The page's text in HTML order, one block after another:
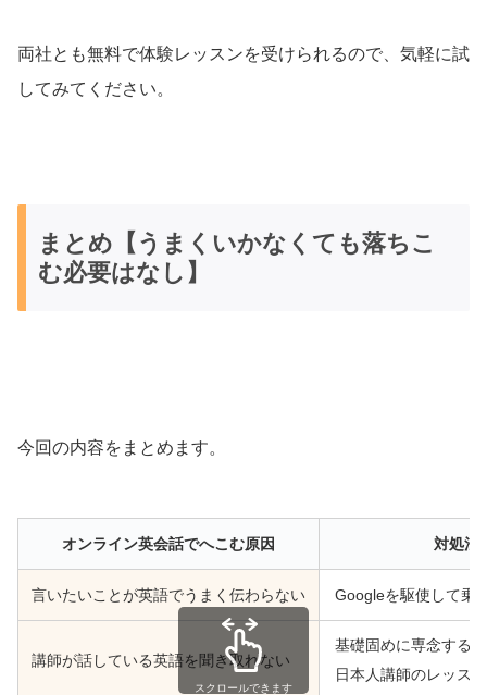
両社とも無料で体験レッスンを受けられるので、気軽に試
してみてください。
まとめ【うまくいかなくても落ちこ
む必要はなし】
今回の内容をまとめます。
オンライン英会話でへこむ原因 対処法
言いたいことが英語でうまく伝わらない Googleを駆使して乗
講師が話している英語を聞き取れない
基礎固めに専念する
日本人講師のレッス
スクロールできます